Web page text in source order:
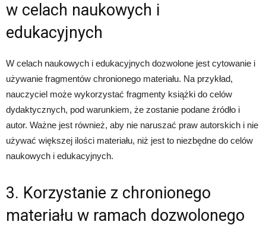
w celach naukowych i
edukacyjnych
W celach naukowych i edukacyjnych dozwolone jest cytowanie i
używanie fragmentów chronionego materiału. Na przykład,
nauczyciel może wykorzystać fragmenty książki do celów
dydaktycznych, pod warunkiem, że zostanie podane źródło i
autor. Ważne jest również, aby nie naruszać praw autorskich i nie
używać większej ilości materiału, niż jest to niezbędne do celów
naukowych i edukacyjnych.
3. Korzystanie z chronionego
materiału w ramach dozwolonego